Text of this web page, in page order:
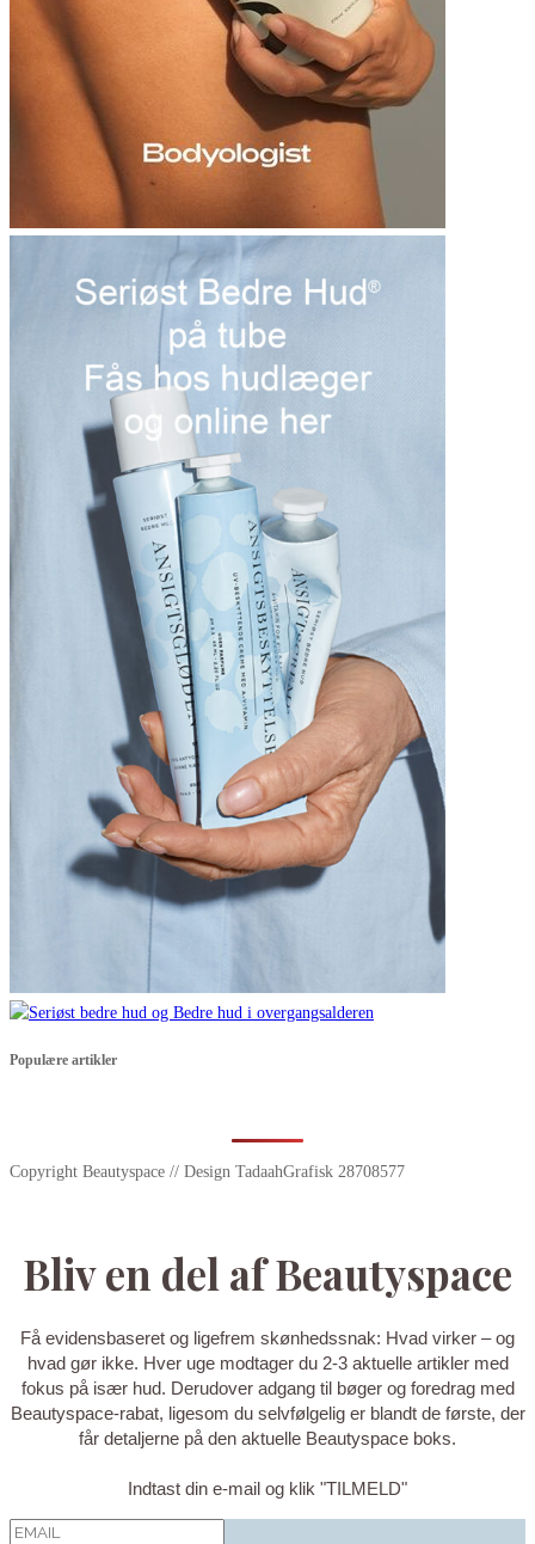
Populære artikler
Copyright Beautyspace // Design TadaahGrafisk 28708577
Bliv en del af Beautyspace
Få evidensbaseret og ligefrem skønhedssnak: Hvad virker – og
hvad gør ikke. Hver uge modtager du 2-3 aktuelle artikler med
fokus på især hud. Derudover adgang til bøger og foredrag med
Beautyspace-rabat, ligesom du selvfølgelig er blandt de første, der
får detaljerne på den aktuelle Beautyspace boks.
Indtast din e-mail og klik "TILMELD"